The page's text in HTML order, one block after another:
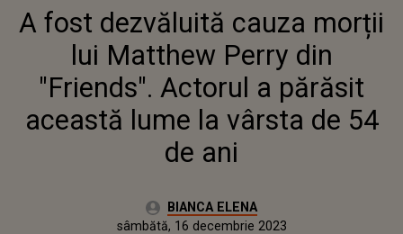
MORȚII LUI MATTHEW PERRY
DIN "FRIENDS". ACTORUL A
PĂRĂSIT ACEASTĂ LUME LA
VÂRSTA DE 54 DE ANI
A fost dezvăluită cauza morții
lui Matthew Perry din
"Friends". Actorul a părăsit
această lume la vârsta de 54
de ani
Autor:BIANCA ELENA
Publicat:
sâmbătă, 16 decembrie 2023